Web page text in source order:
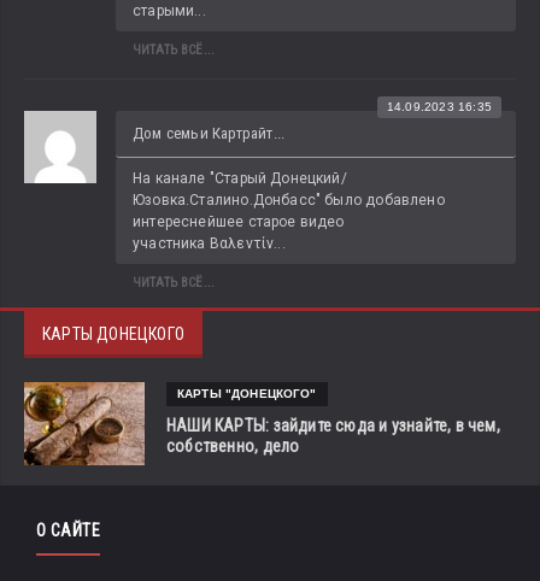
старыми...
ЧИТАТЬ ВСЁ...
Дом семьи Картрайт...
14.09.2023 16:35
На канале "Старый Донецкий/
Юзовка.Сталино.Донбасс" было добавлено
интереснейшее старое видео
участника Βαλεντίν...
ЧИТАТЬ ВСЁ...
КАРТЫ ДОНЕЦКОГО
КАРТЫ "ДОНЕЦКОГО"
НАШИ КАРТЫ: зайдите сюда и узнайте, в чем,
собственно, дело
О САЙТЕ